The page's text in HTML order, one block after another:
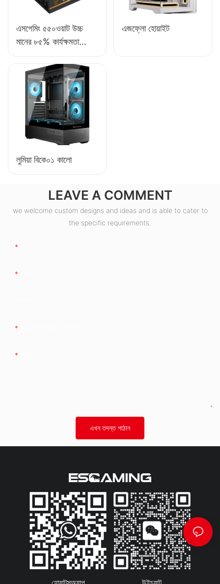
এসগেমিং ৫৫০ওয়াট উচ্চ
মানের ৮৫% কার্যক্ষমতা
সম্পন্ন ৮০+ ব্রোঞ্জ ডেস্কটপ
পিসি পাওয়ার সাপ্লাই
ESB550W
এজফ্লো হোয়াইট
লুমিয়া বিকে০১ কালো
LEAVE A COMMENT
we welcome custom designs and ideas and is able to cater to
the specific requirements.
এখন তদন্ত পাঠান